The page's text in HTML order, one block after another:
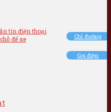
Chỉ đường
Gọi điện